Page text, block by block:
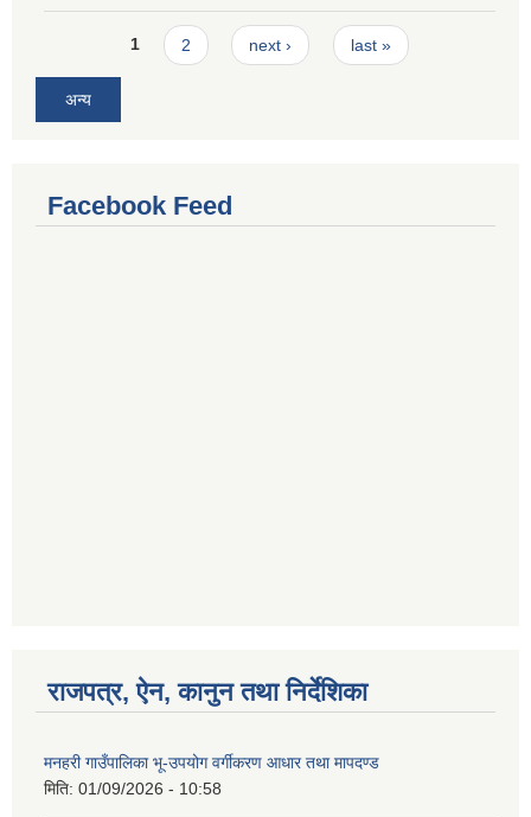
Pages1 2 next › last »
अन्य
Facebook Feed
राजपत्र, ऐन, कानुन तथा निर्देशिका
मनहरी गाउँपालिका भू-उपयोग वर्गीकरण आधार तथा मापदण्ड
मिति: 01/09/2026 - 10:58